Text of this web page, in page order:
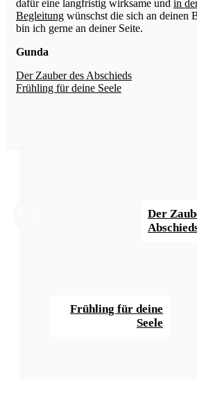
dafür eine langfristig wirksame und in
Begleitung wünschst die sich an deinen
bin ich gerne an deiner Seite.
Gunda
Der Zauber des Abschieds
Frühling für deine Seele
Der
Frühling für deine
Seele